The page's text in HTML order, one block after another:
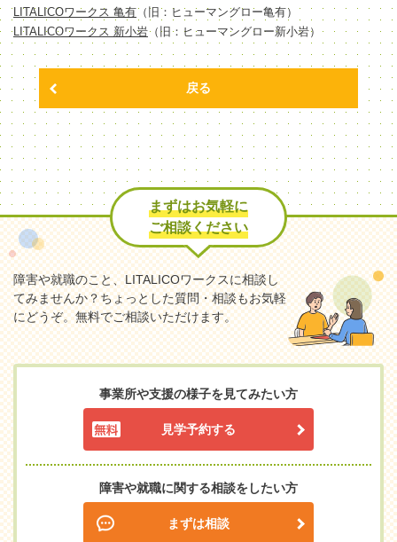
LITALICOワークス 亀有（旧：ヒューマングロー亀有）
LITALICOワークス 新小岩（旧：ヒューマングロー新小岩）
戻る
まずはお気軽に
ご相談ください
障害や就職のこと、LITALICOワークスに相談し
てみませんか？ちょっとした質問・相談もお気軽
にどうぞ。無料でご相談いただけます。
事業所や支援の様子を見てみたい方
見学予約する
障害や就職に関する相談をしたい方
まずは相談